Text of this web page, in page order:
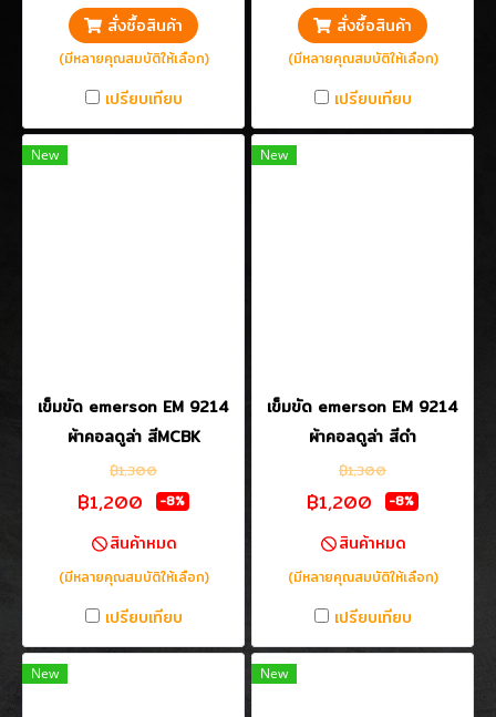
สั่งซื้อสินค้า
(มีหลายคุณสมบัติให้เลือก)
เปรียบเทียบ
สั่งซื้อสินค้า
(มีหลายคุณสมบัติให้เลือก)
เปรียบเทียบ
New
เข็มขัด emerson EM 9214
ผ้าคอลดูล่า สีMCBK
฿1,300
฿1,200 -8%
สินค้าหมด
(มีหลายคุณสมบัติให้เลือก)
เปรียบเทียบ
New
เข็มขัด emerson EM 9214
ผ้าคอลดูล่า สีดำ
฿1,300
฿1,200 -8%
สินค้าหมด
(มีหลายคุณสมบัติให้เลือก)
เปรียบเทียบ
New New